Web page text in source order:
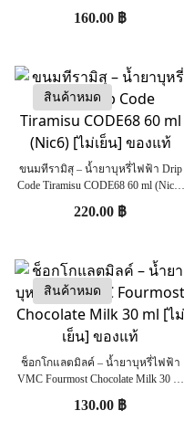
(Nic6) [เย็น] ของแท้
160.00 ฿
สินค้าหมด
ขนมทีรามิสุ – น้ำยาบุหรี่ไฟฟ้า Drip
Code Tiramisu CODE68 60 ml (Nic6)
[ไม่เย็น] ของแท้
220.00 ฿
สินค้าหมด
ช็อกโกแลตมิลค์ – น้ำยาบุหรี่ไฟฟ้า
VMC Fourmost Chocolate Milk 30 ml
[ไม่เย็น] ของแท้
130.00 ฿